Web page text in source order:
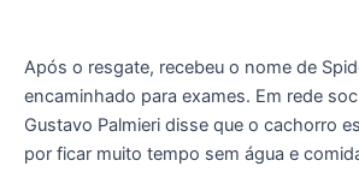
Após o resgate, recebeu o nome de
encaminhado para exames. Em rede
Gustavo Palmieri disse que o cachorro
por ficar muito tempo sem água e